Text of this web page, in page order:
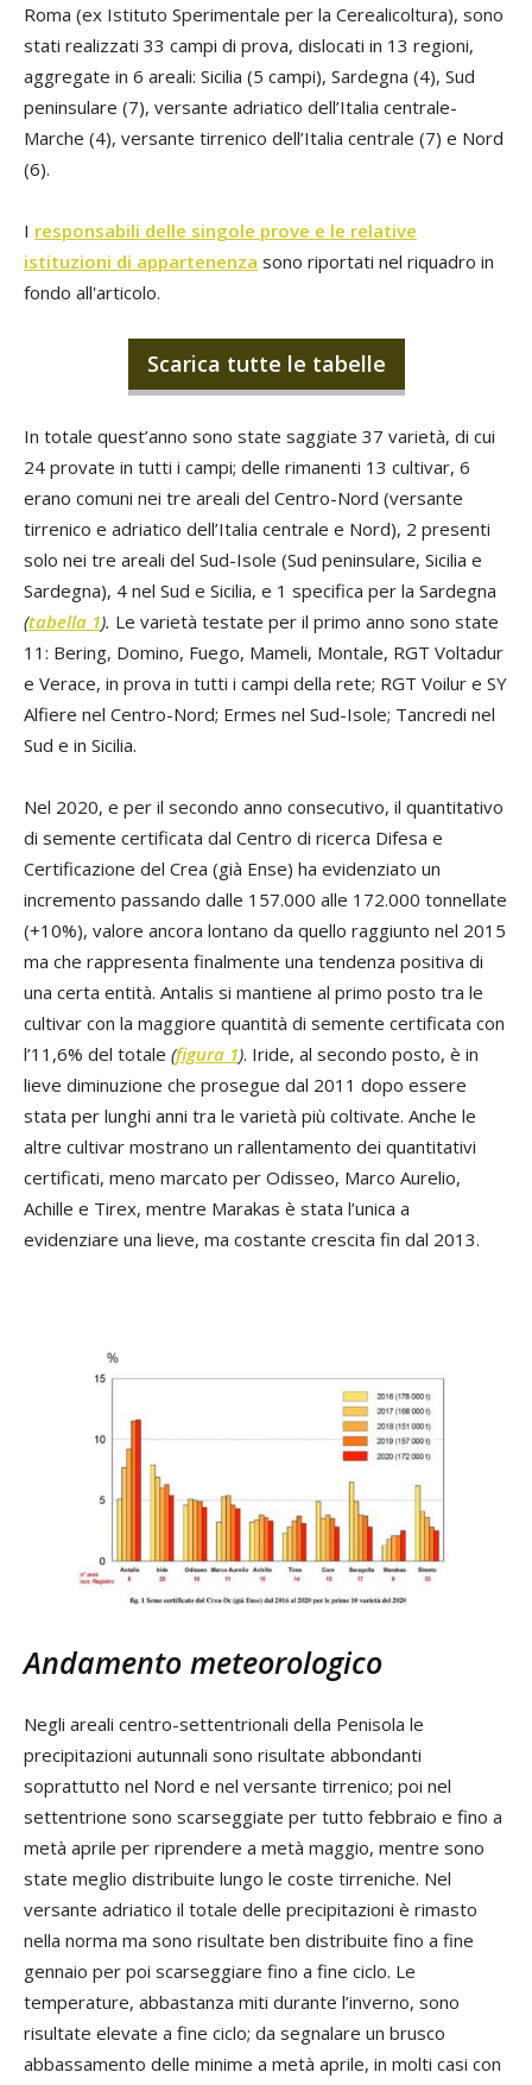
Roma (ex Istituto Sperimentale per la Cerealicoltura), sono
stati realizzati 33 campi di prova, dislocati in 13 regioni,
aggregate in 6 areali: Sicilia (5 campi), Sardegna (4), Sud
peninsulare (7), versante adriatico dell’Italia centrale-
Marche (4), versante tirrenico dell’Italia centrale (7) e Nord
(6).
I responsabili delle singole prove e le relative
istituzioni di appartenenza sono riportati nel riquadro in
fondo all'articolo.
Scarica tutte le tabelle
In totale quest’anno sono state saggiate 37 varietà, di cui
24 provate in tutti i campi; delle rimanenti 13 cultivar, 6
erano comuni nei tre areali del Centro-Nord (versante
tirrenico e adriatico dell’Italia centrale e Nord), 2 presenti
solo nei tre areali del Sud-Isole (Sud peninsulare, Sicilia e
Sardegna), 4 nel Sud e Sicilia, e 1 specifica per la Sardegna
(tabella 1). Le varietà testate per il primo anno sono state
11: Bering, Domino, Fuego, Mameli, Montale, RGT Voltadur
e Verace, in prova in tutti i campi della rete; RGT Voilur e SY
Alfiere nel Centro-Nord; Ermes nel Sud-Isole; Tancredi nel
Sud e in Sicilia.
Nel 2020, e per il secondo anno consecutivo, il quantitativo
di semente certificata dal Centro di ricerca Difesa e
Certificazione del Crea (già Ense) ha evidenziato un
incremento passando dalle 157.000 alle 172.000 tonnellate
(+10%), valore ancora lontano da quello raggiunto nel 2015
ma che rappresenta finalmente una tendenza positiva di
una certa entità. Antalis si mantiene al primo posto tra le
cultivar con la maggiore quantità di semente certificata con
l’11,6% del totale (figura 1). Iride, al secondo posto, è in
lieve diminuzione che prosegue dal 2011 dopo essere
stata per lunghi anni tra le varietà più coltivate. Anche le
altre cultivar mostrano un rallentamento dei quantitativi
certificati, meno marcato per Odisseo, Marco Aurelio,
Achille e Tirex, mentre Marakas è stata l’unica a
evidenziare una lieve, ma costante crescita fin dal 2013.
Andamento meteorologico
Negli areali centro-settentrionali della Penisola le
precipitazioni autunnali sono risultate abbondanti
soprattutto nel Nord e nel versante tirrenico; poi nel
settentrione sono scarseggiate per tutto febbraio e fino a
metà aprile per riprendere a metà maggio, mentre sono
state meglio distribuite lungo le coste tirreniche. Nel
versante adriatico il totale delle precipitazioni è rimasto
nella norma ma sono risultate ben distribuite fino a fine
gennaio per poi scarseggiare fino a fine ciclo. Le
temperature, abbastanza miti durante l’inverno, sono
risultate elevate a fine ciclo; da segnalare un brusco
abbassamento delle minime a metà aprile, in molti casi con